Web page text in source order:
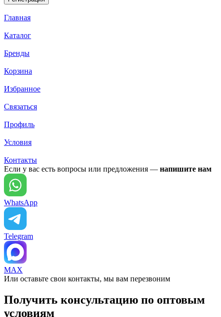
Главная
Каталог
Бренды
Корзина
Избранное
Связаться
Профиль
Условия
Контакты
Если у вас есть вопросы или предложения — напишите нам
WhatsApp
Telegram
MAX
Или оставьте свои контакты, мы вам перезвоним
Получить консультацию по оптовым
условиям